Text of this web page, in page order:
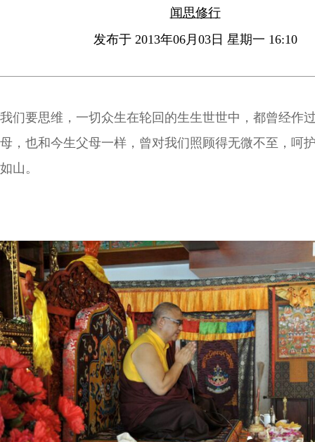
闻思修行
发布于 2013年06月03日 星期一 16:10
我们要思维，一切众生在轮回的生生世世中，都曾经作
母，也和今生父母一样，曾对我们照顾得无微不至，呵
如山。